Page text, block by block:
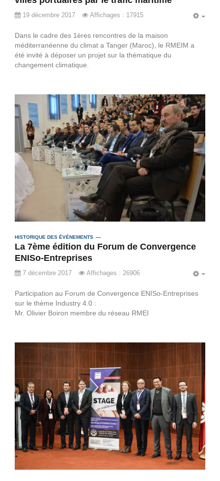
19 décembre 2017 Affichages : 17915
Dans le cadre des 1ères rencontres de la maison
méditerranéenne du climat a Tanger (Maroc), le RMEIM a
été invité à déposer un projet sur la thématique du
changement climatique.
HISTORIQUE DES ÉVÉNEMENTS
La 7ème édition du Forum de Convergence
ENISo-Entreprises
7 décembre 2017 Affichages : 26906
Participation au Forum de Convergence ENISo-Entreprises
sur le thème Industry 4.0 :
Mr. Olivier Boiron membre du réseau RMEI